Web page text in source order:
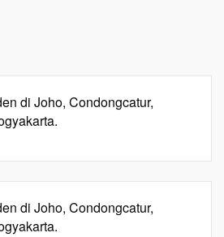
di Joho, Condongcatur,
di Joho, Condongcatur,